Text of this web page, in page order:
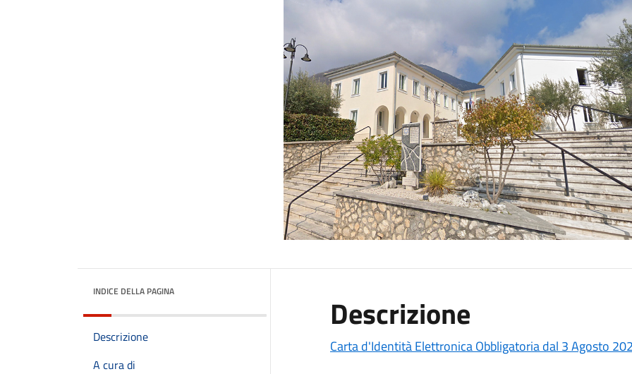
INDICE DELLA PAGINA
Descrizione
A cura di
Descrizione
Carta d'Identità Elettronica Obbligatoria dal 3 Agosto